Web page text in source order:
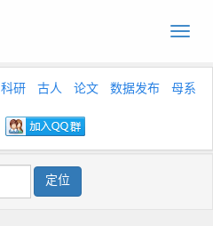
Toggle
科研 古人 论文 数据发布
母系